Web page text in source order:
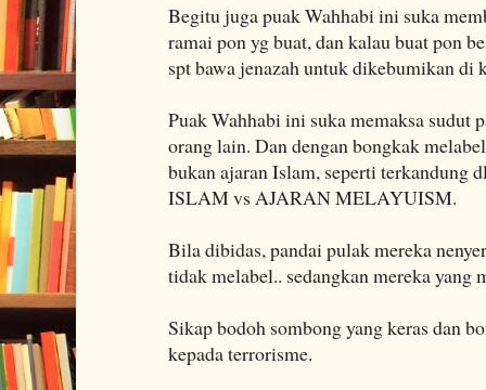
Begitu juga puak Wahhabi ini suka
ramai pon yg buat, dan kalau buat pon
spt bawa jenazah untuk dikebumikan di
Puak Wahhabi ini suka memaksa sudut
orang lain. Dan dengan bongkak
bukan ajaran Islam, seperti
ISLAM vs AJARAN MELAYUISM.
Bila dibidas, pandai pulak mereka
tidak melabel.. sedangkan mereka yang
Sikap bodoh sombong yang keras dan
kepada terrorisme.